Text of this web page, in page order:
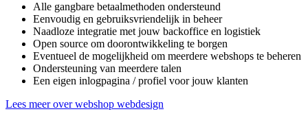
Alle gangbare betaalmethoden ondersteund
Eenvoudig en gebruiksvriendelijk in beheer
Naadloze integratie met jouw backoffice en logistiek
Open source om doorontwikkeling te borgen
Eventueel de mogelijkheid om meerdere webshops te beheren
Ondersteuning van meerdere talen
Een eigen inlogpagina / profiel voor jouw klanten
Lees meer over webshop webdesign